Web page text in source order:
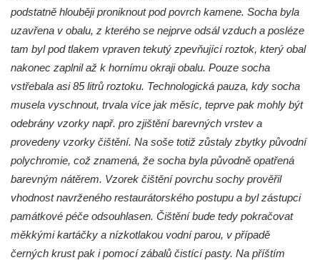
Reliéf Albrechta z Valdštejna na
Valdštejnské lékárně na Hrnčířském
náměstí ve Frýdlantu
Pamětní kámen Pamět v krajině Trojmezí u
Křížové cesty na Křížovém vrchu ve
Frýdlantu
Sousoší svatého Víta, svatého Jana
Nepomuckého a svatého Václava v Děčíně
na Staroměstském mostě
Torzo pomníku Filipa Kinského u kaple
svatého Jana Nepomuckého ve Sloupu v
Čechách
podstatně hlouběji proniknout pod povrch kamene. Socha byla
uzavřena v obalu, z kterého se nejprve odsál vzduch a posléze
tam byl pod tlakem vpraven tekutý zpevňující roztok, který obal
nakonec zaplnil až k hornímu okraji obalu. Pouze socha
vstřebala asi 85 litrů roztoku. Technologická pauza, kdy socha
musela vyschnout, trvala více jak měsíc, teprve pak mohly být
odebrány vzorky např. pro zjištění barevných vrstev a
provedeny vzorky čištění. Na soše totiž zůstaly zbytky původní
polychromie, což znamená, že socha byla původně opatřená
barevným nátěrem. Vzorek čištění povrchu sochy prověřil
vhodnost navrženého restaurátorského postupu a byl zástupci
památkové péče odsouhlasen. Čištění bude tedy pokračovat
měkkými kartáčky a nízkotlakou vodní parou, v případě
černých krust pak i pomocí zábalů čistící pasty. Na příštím